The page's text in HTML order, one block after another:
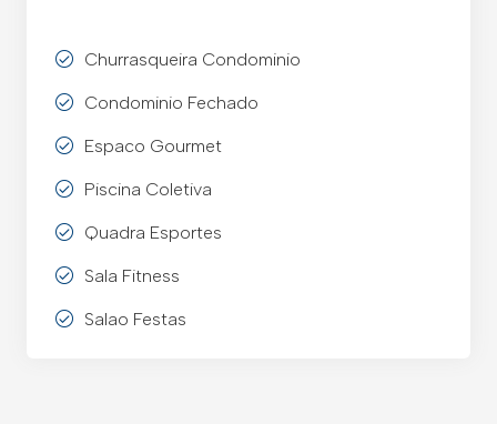
Churrasqueira Condominio
Condominio Fechado
Espaco Gourmet
Piscina Coletiva
Quadra Esportes
Sala Fitness
Salao Festas